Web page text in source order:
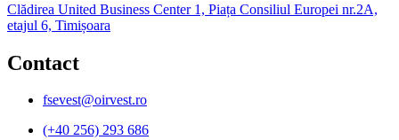
Clădirea United Business Center 1, Piața Consiliul Europei nr.2A,
etajul 6, Timișoara
Contact
fsevest@oirvest.ro
(+40 256) 293 686